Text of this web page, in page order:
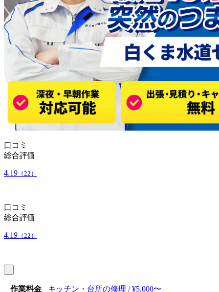
口コミ
総合評価
4.19 （22）
口コミ
総合評価
4.19 （22）
作業料金 キッチン・台所の修理 / ¥5,000〜